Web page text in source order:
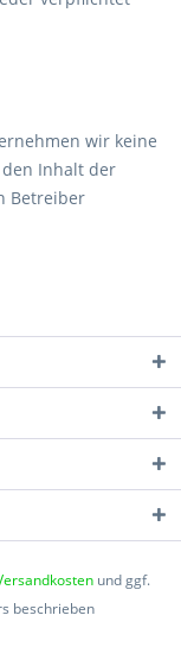
wir keine
Inhalt der
Betreiber
und ggf.
beschrieben